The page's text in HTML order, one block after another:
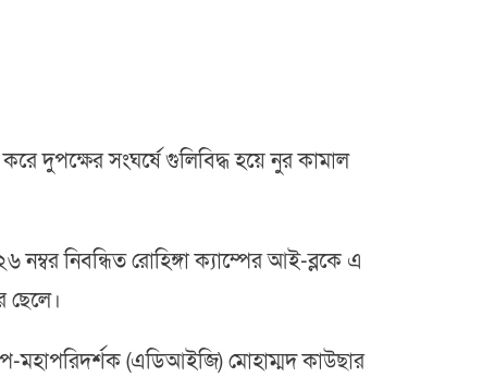
দুপক্ষের সংঘর্ষে গুলিবিদ্ধ হয়ে নুর কামাল
নম্বর নিবন্ধিত রোহিঙ্গা ক্যাম্পের আই-ব্লকে এ
ছেলে।
মহাপরিদর্শক (এডিআইজি) মোহাম্মদ কাউছার